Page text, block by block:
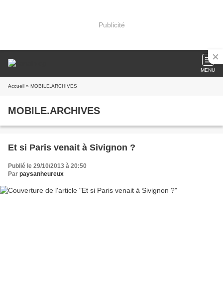
Publicité
MENU
Accueil » MOBILE.ARCHIVES
MOBILE.ARCHIVES
Et si Paris venait à Sivignon ?
Publié le 29/10/2013 à 20:50
Par paysanheureux